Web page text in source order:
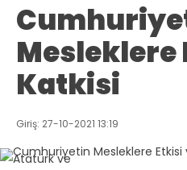
Mesleklere
Katkisi
Giriş: 27-10-2021 13:19